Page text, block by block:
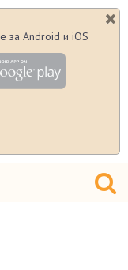
за Android и iOS